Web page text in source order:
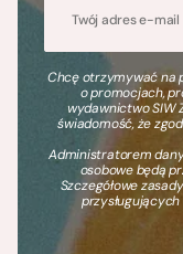
Chcę otrzymywać na
o promocjach,
wydawnictwo SIW
świadomość, że
Administratorem
osobowe będą
Szczegółowe